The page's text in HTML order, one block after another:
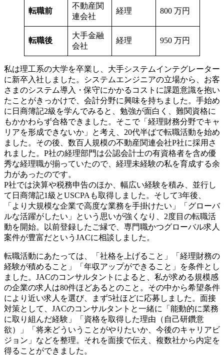
転職前
不動産関
連会社
経理 800 万円
転職後
大手金融
会社
経理 950 万円
私は理工系の大学を卒業し、大手システムインテグレーター
に新卒入社しました。システムエンジニアの立場から、お客
さまのシステム導入・保守にかかるコストに課題意識を抱い
たことがきっかけで、会計分野に興味を持ちました。手始め
に日商簿記2級を学んでみると、勉強が面白く、難関資格に
もかかわらず合格できました。そこで「経理財務分野でキャ
リアを形成できないか」と考え、20代半ばで転職活動を始め
ました。その後、数百人規模の不動産関連会社P社に採用さ
れました。P社の経理部門は公認会計士の有資格者を含め優
秀な経理職が揃っていたので、経理未経験の私を育成する余
力があったのです。
P社では決算や税務申告のほか、幅広い経験を積み、並行し
て日商簿記1級とUSCPAも取得しました。そして3年後、
「より大規模な企業で高度な業務を手掛けたい」「グローバ
ルな活躍がしたい」という思いが強くなり、2度目の転職活
動を開始。以前登録したご縁で、専門職かつグローバル求人
案件が豊富だというJACに相談しました。
転職活動にあたっては、「社格を上げること」「経理財務の
経験が積めること」「年収アップができること」を条件とし
ました。JACのコンサルタントによると、私が求める規模感
の企業の求人は80件ほどあるとのこと。その中から希望条件
により近い求人を選び、まず5社ほどに応募しました。面接
対策として、JACのコンサルタントと一緒に「能動的に業務
に取り組んだ経験」「資格を取得した理由（自己研鑽意
欲）」「将来どういうことがやりたいか、今後のキャリアビ
ジョン」などを整理。それを面接で伝え、複数社から内定を
得ることができました。